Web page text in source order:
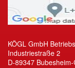
KÖGL GmbH
Industriestraße 2
D-89347